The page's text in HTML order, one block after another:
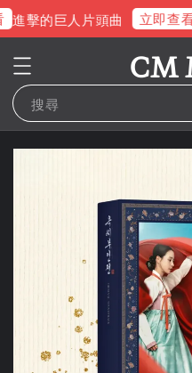
進擊的巨人片頭曲 立即查看
CM
搜尋